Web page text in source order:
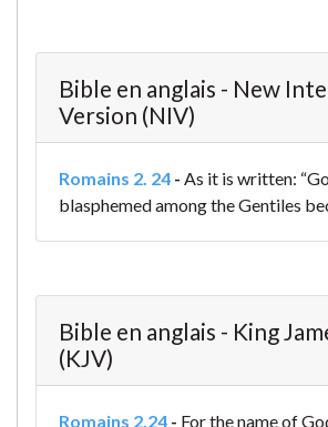
Bible en anglais - New
Version (NIV)
Romains 2. 24 - As it is written:
blasphemed among the Gentiles
Bible en anglais - King
(KJV)
Romains 2.24 - For the name of